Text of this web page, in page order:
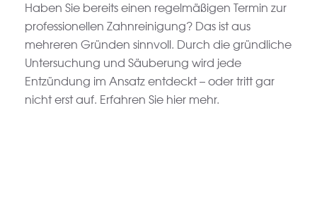
Haben Sie bereits einen regelmäßigen Termin zur
professionellen Zahnreinigung? Das ist aus
mehreren Gründen sinnvoll. Durch die gründliche
Untersuchung und Säuberung wird jede
Entzündung im Ansatz entdeckt – oder tritt gar
nicht erst auf. Erfahren Sie hier mehr.